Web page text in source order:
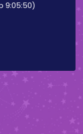
9:05:50)